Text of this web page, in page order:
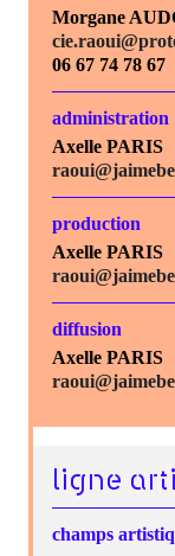
Morgane
06 67 74 78 67
administration
Axelle PARIS
production
Axelle PARIS
diffusion
Axelle PARIS
ligne
champs